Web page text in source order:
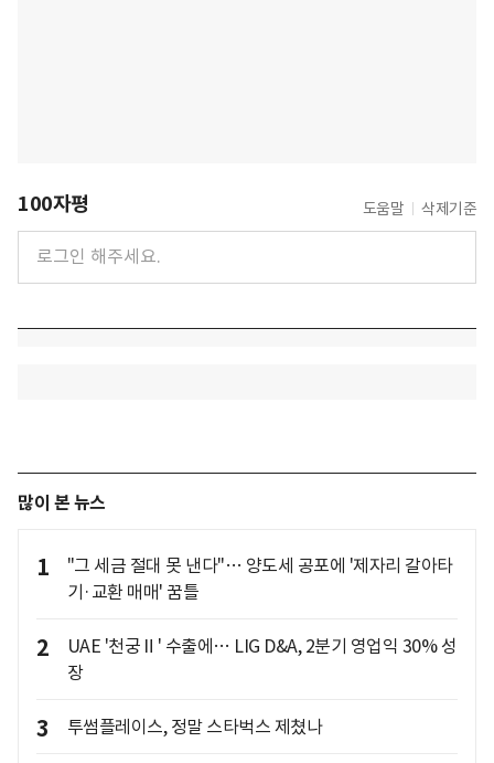
100자평 도움말 삭제기준
많이 본 뉴스
1
"그 세금 절대 못 낸다"… 양도세 공포에 '제자리 갈아타
기·교환 매매' 꿈틀
2
UAE '천궁Ⅱ' 수출에… LIG D&A, 2분기 영업익 30% 성
장
3 투썸플레이스, 정말 스타벅스 제쳤나